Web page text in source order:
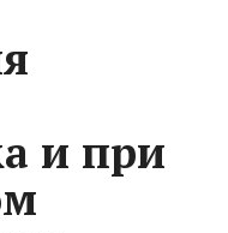
и при